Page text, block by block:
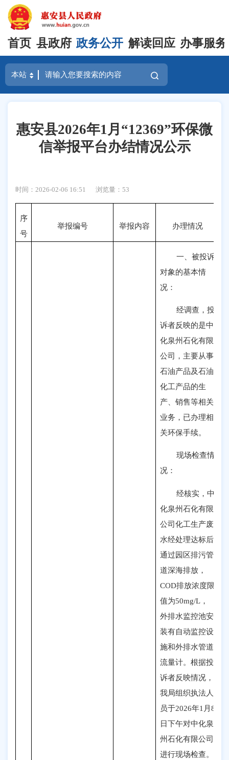
首页 县政府 政务公开 解读回应 办事服务
惠安县2026年1月“12369”环保微
信举报平台办结情况公示
时间：2026-02-06 16:51 浏览量：53
序
号
举报编号 举报内容 办理情况
一、 被投诉
对象的基本情
况：
经调查，投
诉者反映的是中
化泉州石化有限
公司，主要从事
石油产品及石油
化工产品的生
产、销售等相关
业务，已办理相
关环保手续。
现场检查情
况：
经核实，中
化泉州石化有限
公司化工生产废
水经处理达标后
通过园区排污管
道深海排放，
COD排放浓度限
值为50mg/L，
外排水监控池安
装有自动监控设
施和外排水管道
流量计。根据投
诉者反映情况，
我局组织执法人
员于2026年1月8
日下午对中化泉
州石化有限公司
进行现场检查。